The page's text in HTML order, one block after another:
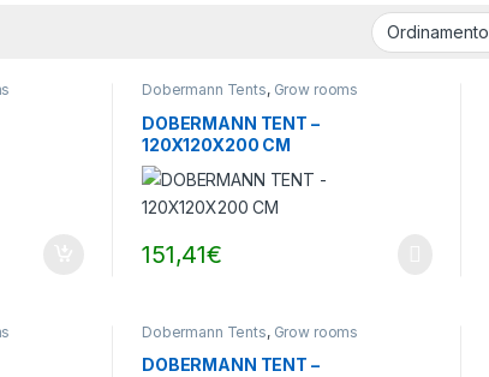
Dobermann Tents, Grow rooms
DOBERMANN TENT –
120X120X200 CM
151,41€
Dobermann Tents, Grow rooms
DOBERMANN TENT –